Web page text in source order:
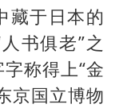
藏于日本的
书俱老”之
称得上“金
京国立博物